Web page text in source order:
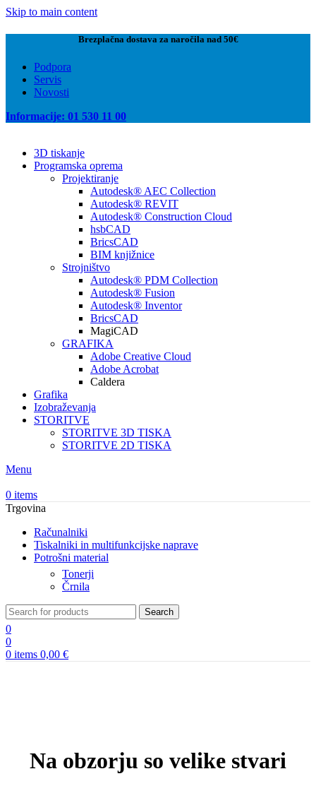
Skip to main content
Brezplačna dostava za naročila nad 50€
Podpora
Servis
Novosti
Informacije: 01 530 11 00
3D tiskanje
Programska oprema
Projektiranje
Autodesk® AEC Collection
Autodesk® REVIT
Autodesk® Construction Cloud
hsbCAD
BricsCAD
BIM knjižnice
Strojništvo
Autodesk® PDM Collection
Autodesk® Fusion
Autodesk® Inventor
BricsCAD
MagiCAD
GRAFIKA
Adobe Creative Cloud
Adobe Acrobat
Caldera
Grafika
Izobraževanja
STORITVE
STORITVE 3D TISKA
STORITVE 2D TISKA
Menu
0 items
Trgovina
Računalniki
Tiskalniki in multifunkcijske naprave
Potrošni material
Tonerji
Črnila
Search
0
0
0 items 0,00 €
Na obzorju so velike stvari